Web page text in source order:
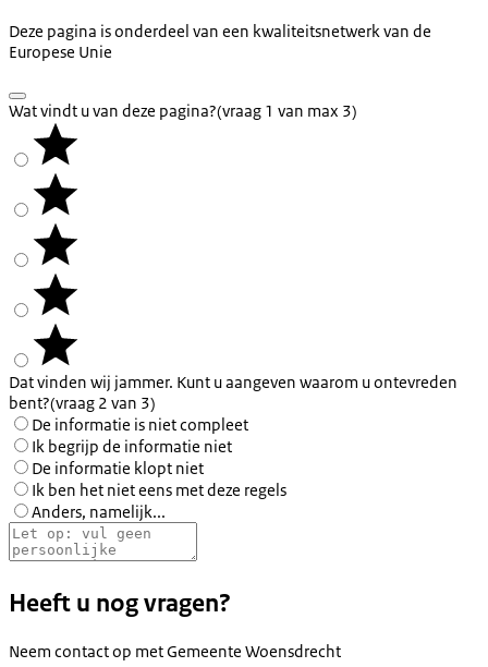
Deze pagina is onderdeel van een kwaliteitsnetwerk van de
Europese Unie
Wat vindt u van deze pagina?(vraag 1 van max 3)
Dat vinden wij jammer. Kunt u aangeven waarom u ontevreden
bent?(vraag 2 van 3)
De informatie is niet compleet
Ik begrijp de informatie niet
De informatie klopt niet
Ik ben het niet eens met deze regels
Anders, namelijk...
Heeft u nog vragen?
Neem contact op metGemeente Woensdrecht